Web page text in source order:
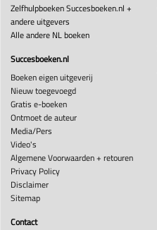
Zelfhulpboeken Succesboeken.nl +
andere uitgevers
Alle andere NL boeken
Succesboeken.nl
Boeken eigen uitgeverij
Nieuw toegevoegd
Gratis e-boeken
Ontmoet de auteur
Media/Pers
Video's
Algemene Voorwaarden + retouren
Privacy Policy
Disclaimer
Sitemap
Contact